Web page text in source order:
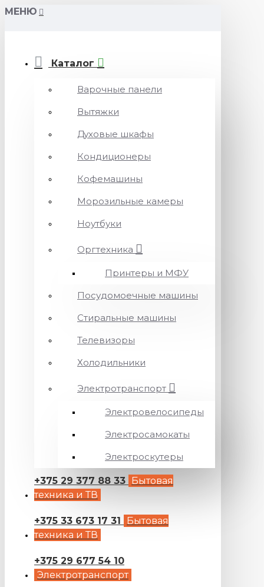
МЕНЮ
Каталог
Варочные панели
Вытяжки
Духовые шкафы
Кондиционеры
Кофемашины
Морозильные камеры
Ноутбуки
Оргтехника
Принтеры и МФУ
Посудомоечные машины
Стиральные машины
Телевизоры
Холодильники
Электротранспорт
Электровелосипеды
Электросамокаты
Электроскутеры
+375 29 377 88 33 Бытовая
техника и ТВ
+375 33 673 17 31
Бытовая
техника и ТВ
+375 29 677 54 10
Электротранспорт